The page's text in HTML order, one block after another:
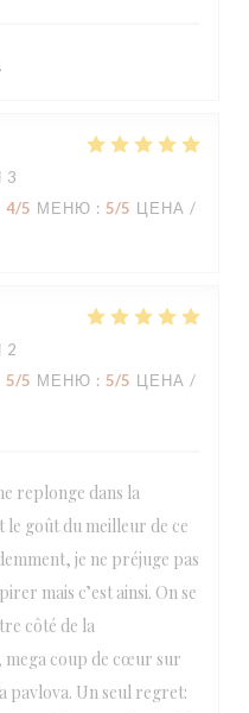
3
4/5 МЕНЮ : 5/5 ЦЕНА /
2
5/5 МЕНЮ : 5/5 ЦЕНА /
replonge dans la
goût du meilleur de ce
je ne préjuge pas
mais c’est ainsi. On se
côté de la
mega coup de cœur sur
pavlova. Un seul regret: